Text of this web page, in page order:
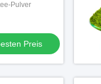
Pulver
Preis